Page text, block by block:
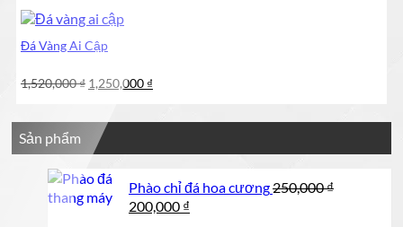
Đá Vàng Ai Cập
1,520,000₫ Giá
1,520,000 ₫.
1,250,000 ₫
Sản phẩm
Phào chỉ đá hoa cương250,000₫
Giá
200,000 ₫